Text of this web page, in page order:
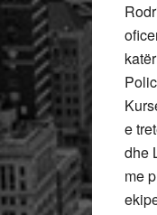
e
dhe
me